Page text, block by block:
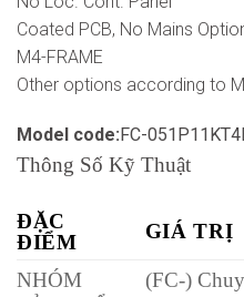
Coated PCB, No Mains
M4-FRAME
Other options according to
Model code: FC-
Thông Số Kỹ Thuật
ĐẶC
ĐIỂM
GIÁ TRỊ
NHÓM
(FC-)